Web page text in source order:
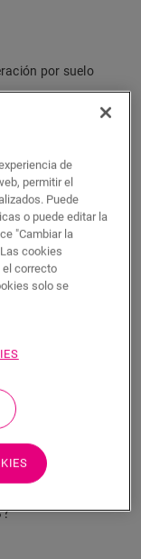
por suelo
¿Le queda
Siempre
se adapta
de
permitir el
Puede
o puede editar la
"Cambiar la
cookies
correcto
solo se